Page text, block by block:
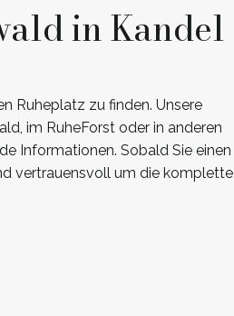
in Kandel
Ruheplatz zu finden. Unsere
im RuheForst oder in anderen
Informationen. Sobald Sie einen
vertrauensvoll um die komplette